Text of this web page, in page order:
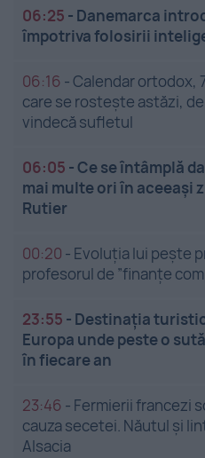
06:25 - Danemarca
împotriva folosirii
06:16 -Calendar ortodox,
care se rostește astăzi,
vindecă sufletul
06:05 -Ce se întâmplă
mai multe ori în aceeași
Rutier
00:20 - Evoluția lui pește
profesorul de ”finanțe
23:55 - Destinația
Europa unde peste o
în fiecare an
23:46 - Fermierii francezi
cauza secetei. Năutul și
Alsacia